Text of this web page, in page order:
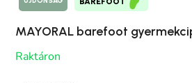
MAYORAL barefoot
Raktáron